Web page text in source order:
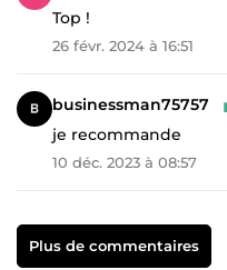
Top !
26 févr. 2024 à 16:51
businessman75757
je recommande
10 déc. 2023 à 08:57
Plus de commentaires